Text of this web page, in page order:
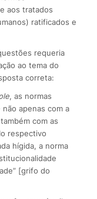
aos tratados
ratificados e
requeria
ao tema do
correta:
, as normas
apenas com a
com as
respectivo
hígida, a norma
[grifo do